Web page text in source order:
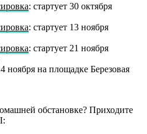
: стартует 30 октября
: стартует 13 ноября
: стартует 21 ноября
ноября на площадке Березовая
обстановке? Приходите